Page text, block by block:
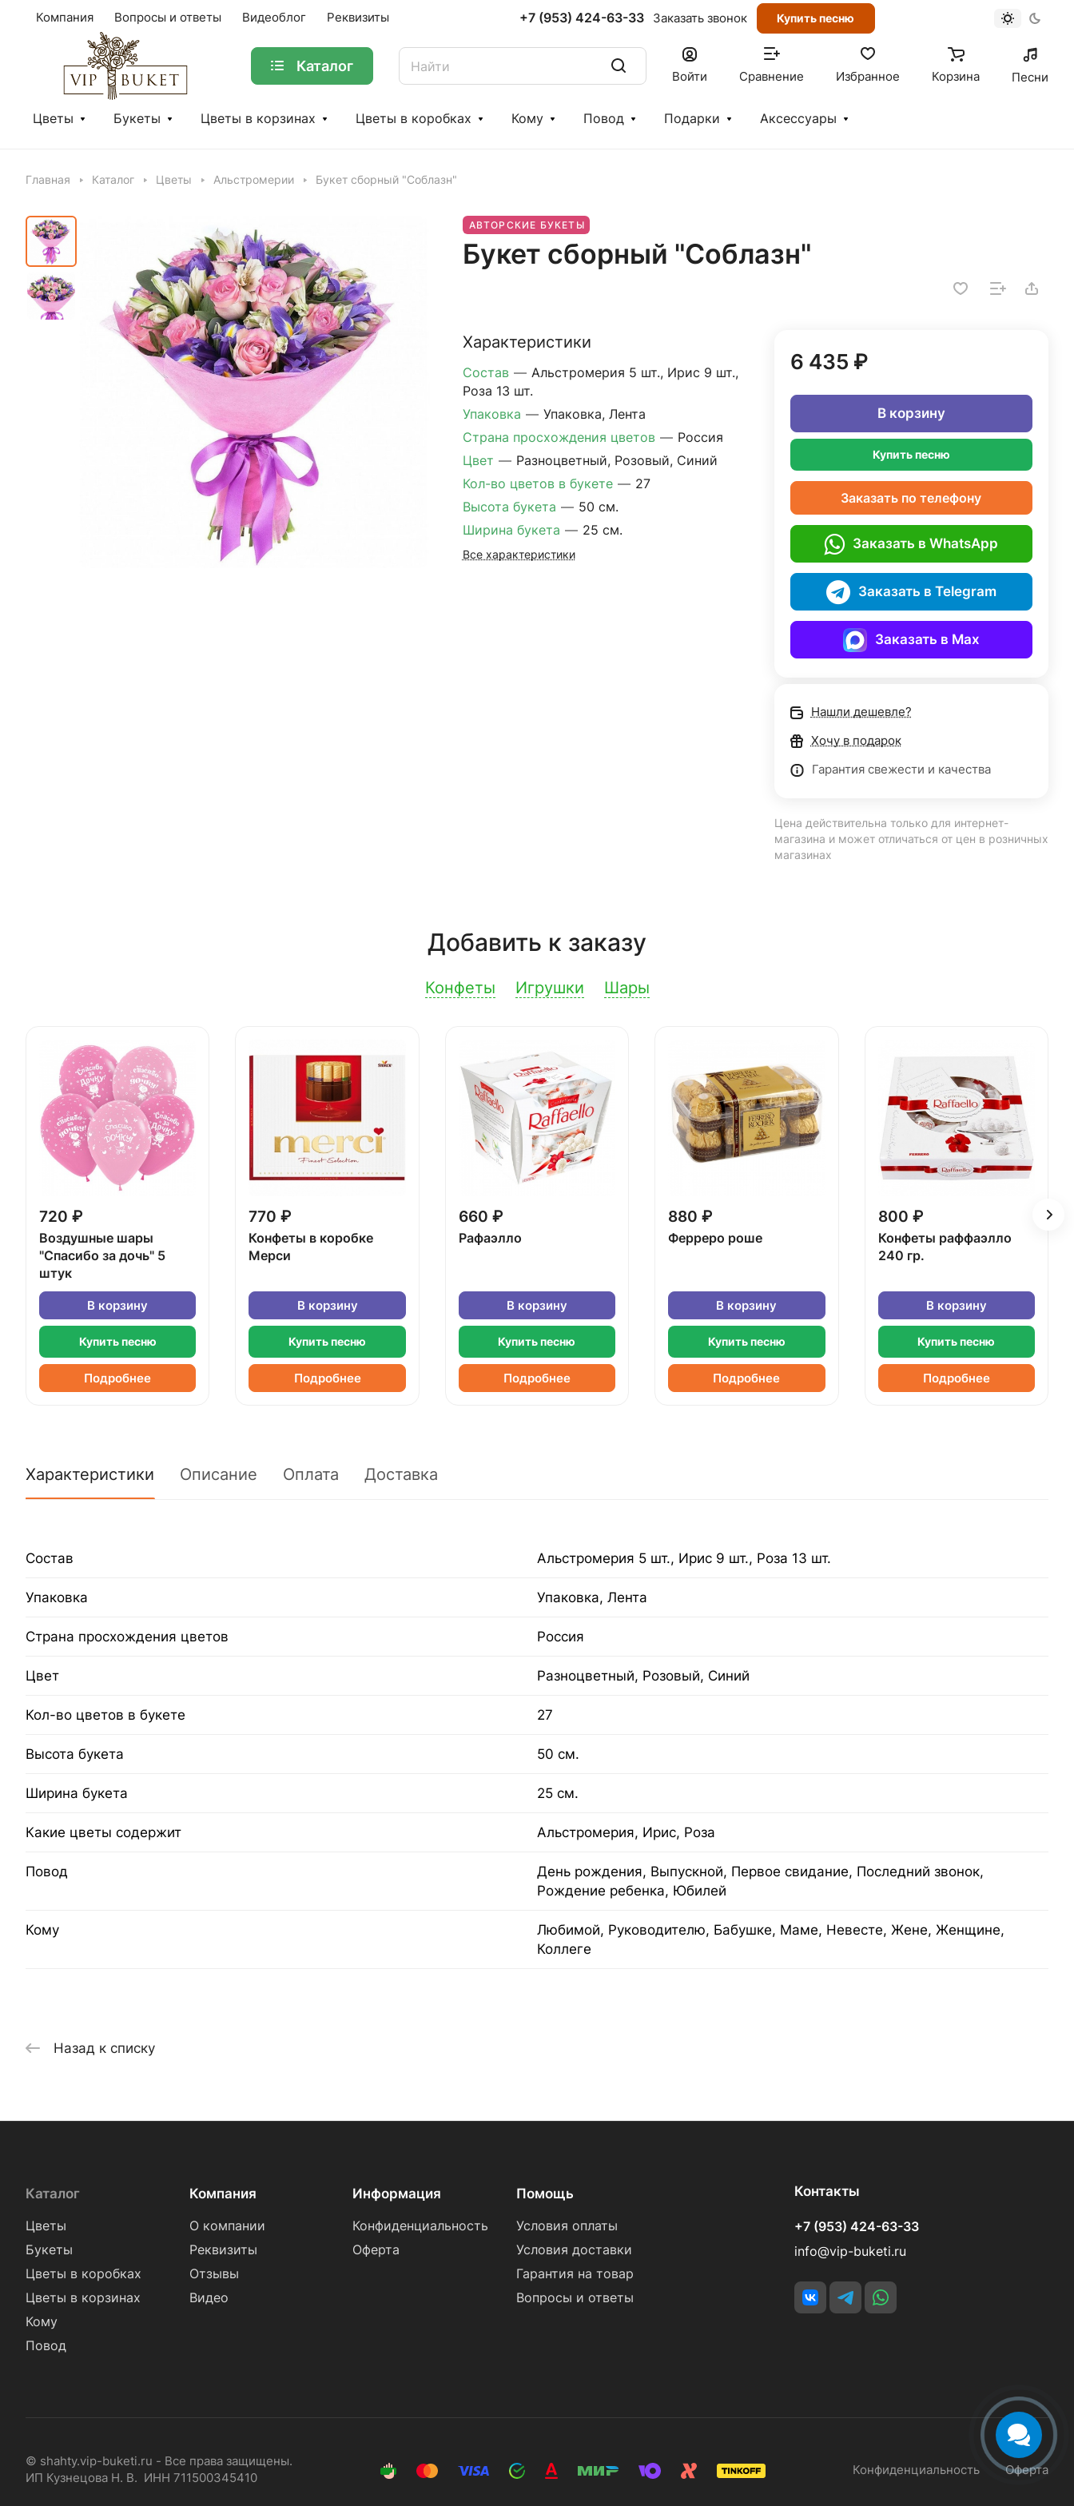
Компания Вопросы и ответы Видеоблог Реквизиты +7 (953) 424-63-33 Заказать звонок Купить песню
Каталог
Войти Сравнение Избранное Корзина Песни
Цветы Букеты Цветы в корзинах Цветы в коробках Кому Повод Подарки Аксессуары
Главная Каталог Цветы Альстромерии Букет сборный "Соблазн"
АВТОРСКИЕ БУКЕТЫ
Букет сборный "Соблазн"
Характеристики
Состав — Альстромерия 5 шт., Ирис 9 шт.,
Роза 13 шт.
Упаковка — Упаковка, Лента
Страна просхождения цветов — Россия
Цвет — Разноцветный, Розовый, Синий
Кол-во цветов в букете — 27
Высота букета — 50 см.
Ширина букета — 25 см.
Все характеристики
6 435 ₽
В корзину
Купить песню
Заказать по телефону
Заказать в WhatsApp
Заказать в Telegram
Заказать в Max
Нашли дешевле?
Хочу в подарок
Гарантия свежести и качества
Цена действительна только для интернет-
магазина и может отличаться от цен в розничных
магазинах
Добавить к заказу
Конфеты Игрушки Шары
720 ₽
Воздушные шары
"Спасибо за дочь" 5
штук
В корзину
Купить песню
Подробнее
770 ₽
Конфеты в коробке
Мерси
В корзину
Купить песню
Подробнее
660 ₽
Рафаэлло
В корзину
Купить песню
Подробнее
880 ₽
Ферреро роше
В корзину
Купить песню
Подробнее
800 ₽
Конфеты раффаэлло
240 гр.
В корзину
Купить песню
Подробнее
Характеристики Описание Оплата Доставка
Состав Альстромерия 5 шт., Ирис 9 шт., Роза 13 шт.
Упаковка Упаковка, Лента
Страна просхождения цветов Россия
Цвет Разноцветный, Розовый, Синий
Кол-во цветов в букете 27
Высота букета 50 см.
Ширина букета 25 см.
Какие цветы содержит Альстромерия, Ирис, Роза
Повод
День рождения, Выпускной, Первое свидание, Последний звонок,
Рождение ребенка, Юбилей
Кому
Любимой, Руководителю, Бабушке, Маме, Невесте, Жене, Женщине,
Коллеге
Назад к списку
Каталог
Цветы
Букеты
Цветы в коробках
Цветы в корзинах
Кому
Повод
Компания
О компании
Реквизиты
Отзывы
Видео
Информация
Конфиденциальность
Оферта
Помощь
Условия оплаты
Условия доставки
Гарантия на товар
Вопросы и ответы
Контакты
+7 (953) 424-63-33
info@vip-buketi.ru
© shahty.vip-buketi.ru - Все права защищены.
ИП Кузнецова Н. В. ИНН 711500345410
Конфиденциальность Оферта